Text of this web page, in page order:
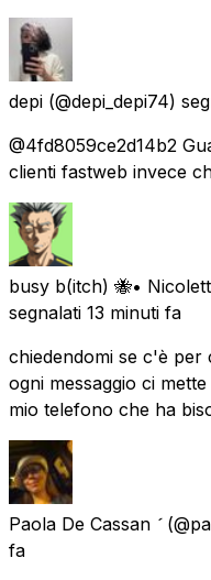
depi (@depi_depi74)
@4fd8059ce2d14b2
clienti fastweb invece
busy b(itch) 🐝•
segnalati 13 minuti fa
chiedendomi se c'è
ogni messaggio ci
mio telefono che ha
Paola De Cassan 
fa